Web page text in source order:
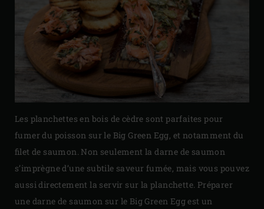
Les planchettes en bois de cèdre sont parfaites pour
fumer du poisson sur le Big Green Egg, et notamment du
filet de saumon. Non seulement la darne de saumon
s’imprègne d’une subtile saveur fumée, mais vous pouvez
aussi directement la servir sur la planchette. Préparer
une darne de saumon sur le Big Green Egg est un